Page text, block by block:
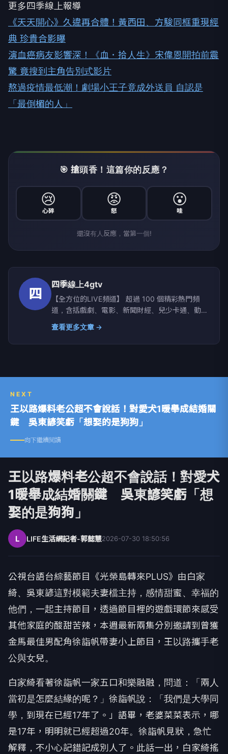
更多四季線上報導
《天天開心》久違再合體！黃西田、方駿同框重現經
典 珍貴合影曝
演血癌病友影響深！《血．拾人生》宋偉恩開拍前震
驚 竟搜到主角告別式影片
熬過疫情最低潮！劇場小王子竟成外送員 自認是
「最倒楣的人」
🎯 搶頭香！這篇你的反應？
😢
心碎
😡
怒
😮
哇
還沒有人反應，當第一個!
四
四季線上4gtv
【全方位的LIVE頻道】 超過 100 個精彩熱門頻
道，含括戲劇、電影、新聞財經、兒少卡通、動漫
特攝、生活旅遊、時尚新知、運動休閒、音樂綜
藝、現場直擊等各式節目應有盡有！
查看更多文章 →
NEXT
王以路爆料老公超不會說話！對愛犬1暖舉成結婚關
鍵 吳東諺笑虧「想娶的是狗狗」
向下繼續閱讀
王以路爆料老公超不會說話！對愛犬
1暖舉成結婚關鍵 吳東諺笑虧「想
娶的是狗狗」
L LIFE生活網記者-郭懿慧2026-07-30 18:50:56
公視台語台綜藝節目《光榮島轉來PLUS》由白家
綺、 吳東諺這對模範夫妻檔主持，感情甜蜜、幸福的
他們， 一起主持節目，透過節目裡的遊戲環節來感受
其他家庭的酸甜苦辣， 本週最新兩集分別邀請到曾獲
金馬最佳男配角徐詣帆帶妻小上節目， 王以路攜手老
公與女兒。
白家綺看著徐詣帆一家五口和樂融融，問道：「 兩人
當初是怎麼結緣的呢？」徐詣帆說：「我們是大學同
學， 到現在已經17年了。」語畢，老婆菜菜表示，哪
是17年， 明明就已經超過20年。徐詣帆見狀，急忙
解釋， 不小心記錯記成別人了。此話一出，白家綺搖